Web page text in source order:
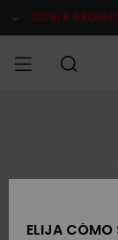
del
DOBLE PROMO
ELIJA CÓMO